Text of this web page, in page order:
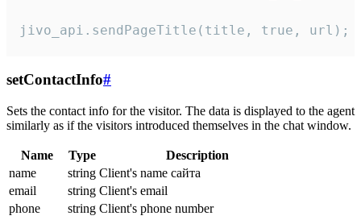
jivo_api.sendPageTitle(title, true, url);
setContactInfo#
Sets the contact info for the visitor. The data is displayed to the agent
similarly as if the visitors introduced themselves in the chat window.
Name Type
Description
name
string Client's name сайта
email
string Client's email
phone
string Client's phone number